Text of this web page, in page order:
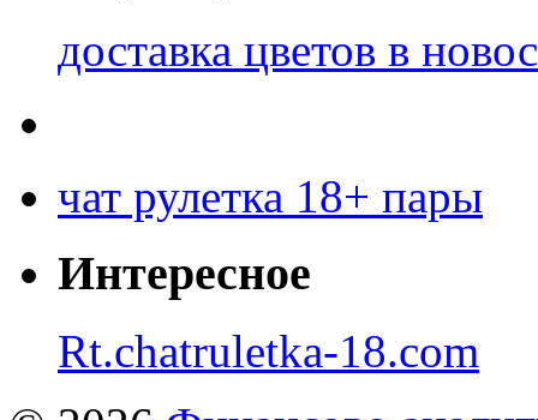
доставка цветов в
чат рулетка 18+ пары
Интересное
Rt.chatruletka-18.com